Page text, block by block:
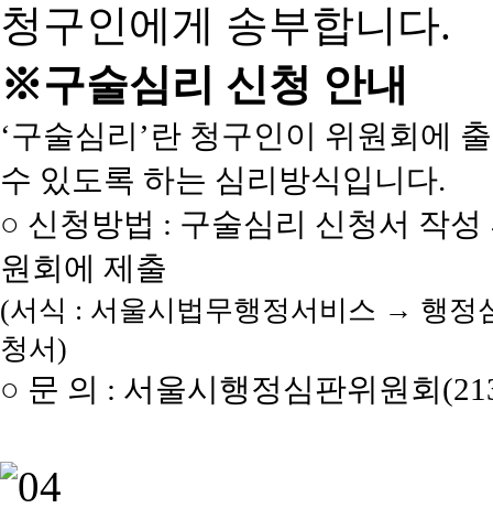
청구인에게 송부합니다.
※구술심리 신청 안내
‘구술심리’란 청구인이 위원회에
수 있도록 하는 심리방식입니다.
○ 신청방법 : 구술심리 신청서 작
원회에 제출
(서식 : 서울시법무행정서비스 → 행
청서)
○ 문 의 : 서울시행정심판위원회